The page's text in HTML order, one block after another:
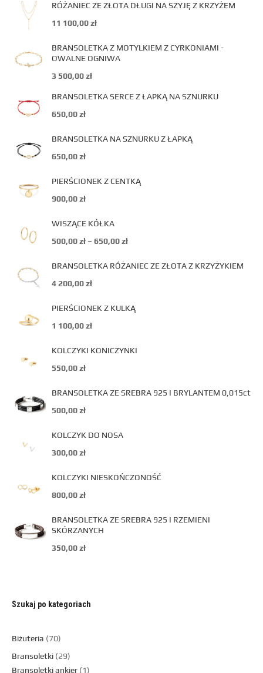
RÓŻANIEC ZE ZŁOTA DŁUGI NA SZYJĘ Z KRZYŻEM
11 100,00zł
BRANSOLETKA Z MOTYLKIEM Z CYRKONIAMI -
OWALNE OGNIWA
3 500,00zł
BRANSOLETKA SERCE Z ŁAPKĄ NA SZNURKU
650,00zł
BRANSOLETKA NA SZNURKU Z ŁAPKĄ
650,00zł
PIERŚCIONEK Z CENTKĄ
900,00zł
WISZĄCE KÓŁKA
500,00zł – 650,00zł
BRANSOLETKA RÓŻANIEC ZE ZŁOTA Z KRZYŻYKIEM
4 200,00zł
PIERŚCIONEK Z KULKĄ
1 100,00zł
KOLCZYKI KONICZYNKI
550,00zł
BRANSOLETKA ZE SREBRA 925 I BRYLANTEM 0,015ct
500,00zł
KOLCZYK DO NOSA
300,00zł
KOLCZYKI NIESKOŃCZONOŚĆ
800,00zł
BRANSOLETKA ZE SREBRA 925 I RZEMIENI
SKÓRZANYCH
350,00zł
Szukaj po kategoriach
Biżuteria
70
Bransoletki 29
Bransoletki ankier 1